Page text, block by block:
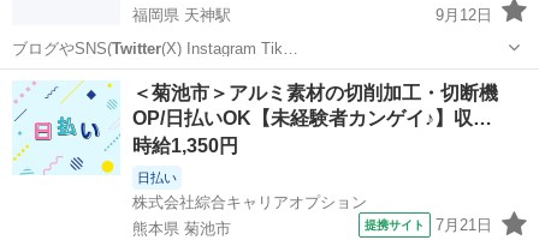
福岡県 天神駅
9月12日
ブログやSNS(Twitter(X) Instagram Tik…
福岡 福岡市 天神駅 手伝いたい/助けたい 案件
＜菊池市＞アルミ素材の切削加工・切断機
OP/日払いOK【未経験者カンゲイ♪】収…
時給1,350円
日払い
株式会社綜合キャリアオプション
熊本県 菊池市
提携サイト 7月21日